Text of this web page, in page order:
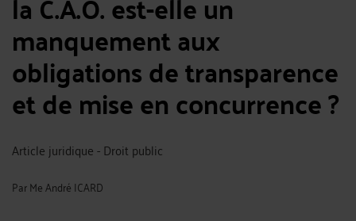
manquement aux
obligations de transparence
et de mise en concurrence ?
Article juridique - Droit public
ParMe André ICARD